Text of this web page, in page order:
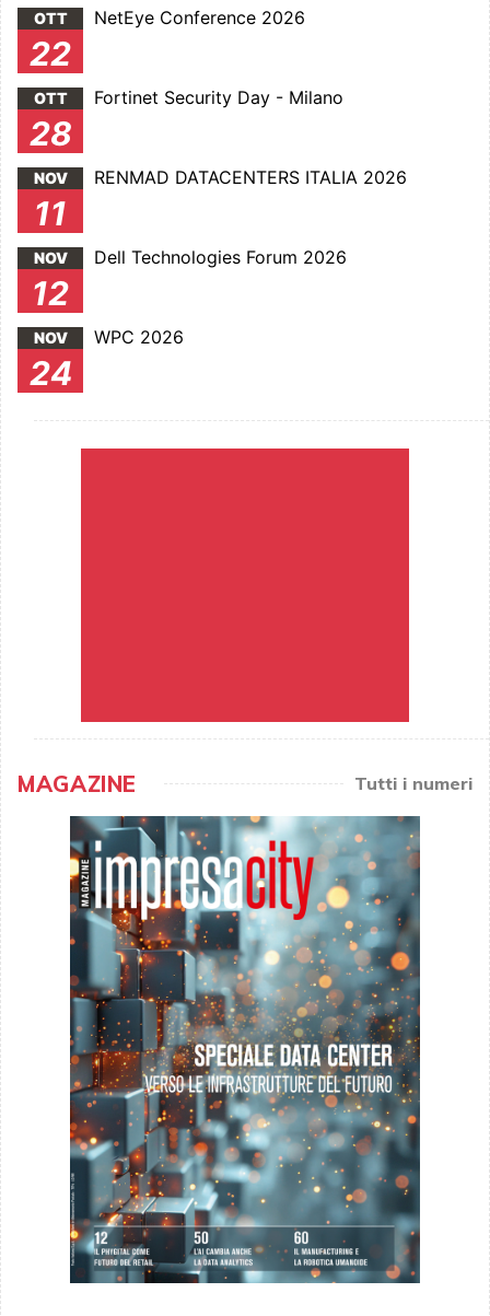
OTT
22
NetEye Conference 2026
OTT
28
Fortinet Security Day - Milano
NOV
11
RENMAD DATACENTERS ITALIA 2026
NOV
12
Dell Technologies Forum 2026
NOV
24
WPC 2026
MAGAZINE Tutti i numeri